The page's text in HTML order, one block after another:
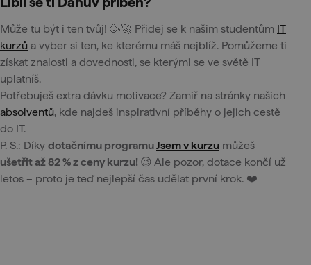
Může tu být i ten tvůj! 🥳🚀 Přidej se k našim studentům IT
kurzů a vyber si ten, ke kterému máš nejblíž. Pomůžeme ti
získat znalosti a dovednosti, se kterými se ve světě IT
uplatníš.
Potřebuješ extra dávku motivace? Zamiř na stránky našich
absolventů, kde najdeš inspirativní příběhy o jejich cestě
do IT.
P. S.: Díky dotačnímu programuJsem v kurzu můžeš
ušetřit až 82 % z ceny kurzu! 😉 Ale pozor, dotace končí už
letos – proto je teď nejlepší čas udělat první krok. ❤️